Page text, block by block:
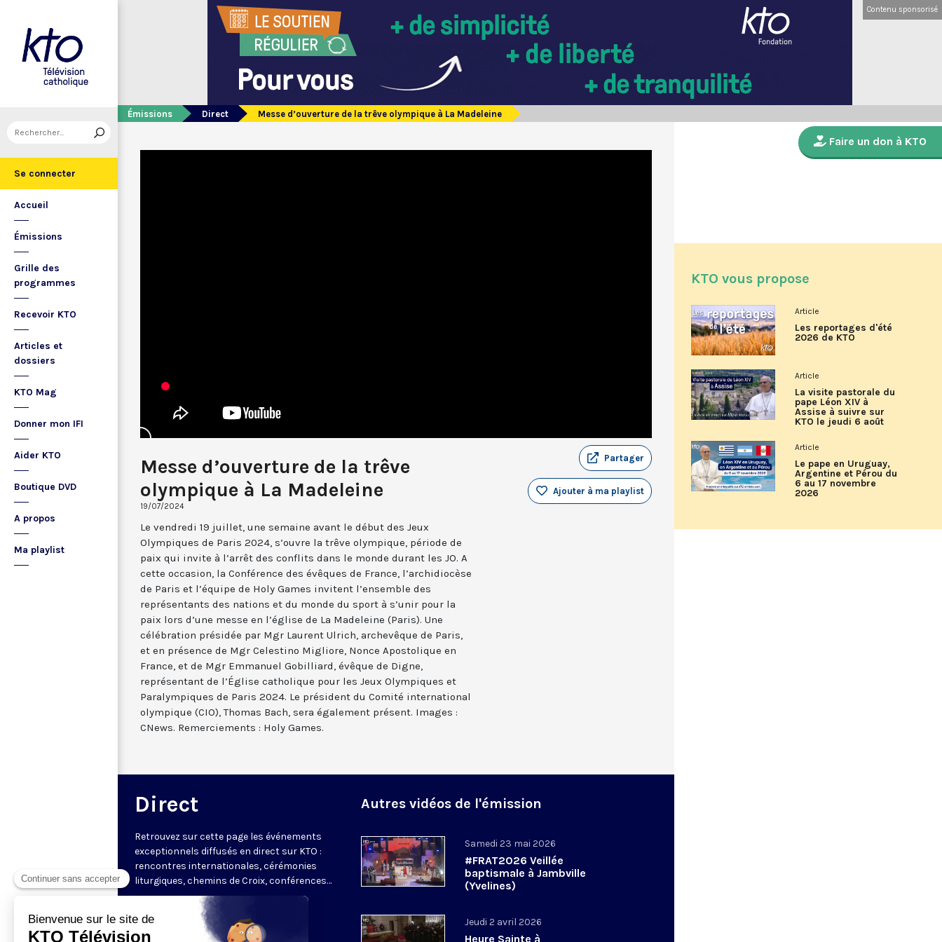
Se connecter
Accueil
Émissions
Grille des
programmes
Recevoir KTO
Articles et
dossiers
KTO Mag
Donner mon IFI
Aider KTO
Boutique DVD
A propos
Ma playlist
Contenu sponsorisé
Émissions Direct Messe d’ouverture de la trêve olympique à La Madeleine
Messe d’ouverture de la trêve
olympique à La Madeleine
19/07/2024
Partager
Ajouter à ma playlist
Le vendredi 19 juillet, une semaine avant le début des Jeux
Olympiques de Paris 2024, s’ouvre la trêve olympique, période de
paix qui invite à l’arrêt des conflits dans le monde durant les JO. A
cette occasion, la Conférence des évêques de France, l’archidiocèse
de Paris et l’équipe de Holy Games invitent l’ensemble des
représentants des nations et du monde du sport à s’unir pour la
paix lors d’une messe en l’église de La Madeleine (Paris). Une
célébration présidée par Mgr Laurent Ulrich, archevêque de Paris,
et en présence de Mgr Celestino Migliore, Nonce Apostolique en
France, et de Mgr Emmanuel Gobilliard, évêque de Digne,
représentant de l’Église catholique pour les Jeux Olympiques et
Paralympiques de Paris 2024. Le président du Comité international
olympique (CIO), Thomas Bach, sera également présent. Images :
CNews. Remerciements : Holy Games.
Direct
Retrouvez sur cette page les événements
exceptionnels diffusés en direct sur KTO :
rencontres internationales, cérémonies
liturgiques, chemins de Croix, conférences…
Cliquez ici pour accéder au
chaîne
Autres vidéos de l'émission
Samedi 23 mai 2026
#FRAT2026 Veillée
baptismale à Jambville
(Yvelines)
Jeudi 2 avril 2026
Heure Sainte à
Faire un don à KTO
KTO vous propose
Article
Les reportages d'été
2026 de KTO
Article
La visite pastorale du
pape Léon XIV à
Assise à suivre sur
KTO le jeudi 6 août
Article
Le pape en Uruguay,
Argentine et Pérou du
6 au 17 novembre
2026